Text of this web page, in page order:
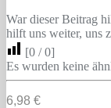
War dieser Beitrag
hilft uns weiter, uns
[0 /0]
Es wurden keine
6,98 €